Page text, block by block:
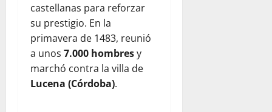
castellanas para reforzar
su prestigio. En la
primavera de 1483, reunió
a unos 7.000 hombresy
marchó contra la villa de
Lucena (Córdoba).